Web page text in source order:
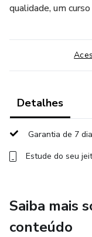
qualidade, um
Detalhes
Garantia de 7
Estude do seu
Saiba mais
conteúdo